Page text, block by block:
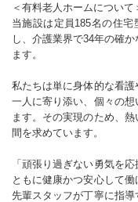
＜有料老人ホームについて
当施設は定員185名の住
し、介護業界で34年の確
ます。
私たちは単に身体的な看
一人に寄り添い、個々の
ます。その実現のため、
間を求めています。
「頑張り過ぎない勇気を
ともに健康かつ安心して
先輩スタッフが丁寧に指